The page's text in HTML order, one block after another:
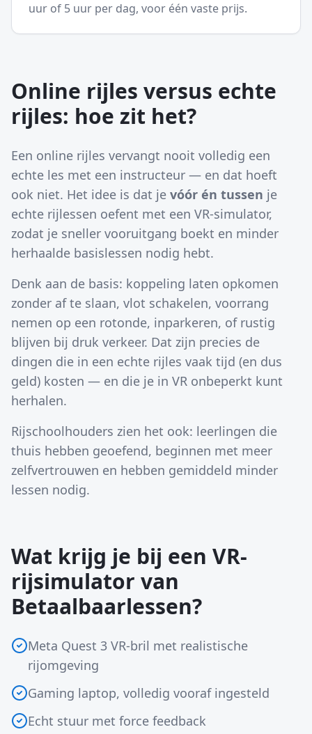
uur of 5 uur per dag, voor één vaste prijs.
Online rijles versus echte
rijles: hoe zit het?
Een online rijles vervangt nooit volledig een
echte les met een instructeur — en dat hoeft
ook niet. Het idee is dat je vóór én tussen je
echte rijlessen oefent met een VR-simulator,
zodat je sneller vooruitgang boekt en minder
herhaalde basislessen nodig hebt.
Denk aan de basis: koppeling laten opkomen
zonder af te slaan, vlot schakelen, voorrang
nemen op een rotonde, inparkeren, of rustig
blijven bij druk verkeer. Dat zijn precies de
dingen die in een echte rijles vaak tijd (en dus
geld) kosten — en die je in VR onbeperkt kunt
herhalen.
Rijschoolhouders zien het ook: leerlingen die
thuis hebben geoefend, beginnen met meer
zelfvertrouwen en hebben gemiddeld minder
lessen nodig.
Wat krijg je bij een VR-
rijsimulator van
Betaalbaarlessen?
Meta Quest 3 VR-bril met realistische
rijomgeving
Gaming laptop, volledig vooraf ingesteld
Echt stuur met force feedback